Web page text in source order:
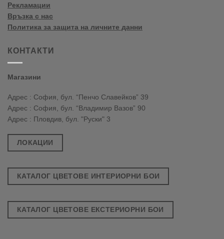
Рекламации
Връзка с нас
Политика за защита на личните данни
КОНТАКТИ
Магазини
Адрес : София, бул. “Пенчо Славейков” 39
Адрес : София, бул. “Владимир Вазов” 90
Адрес : Пловдив, бул. "Руски" 3
ЛОКАЦИИ
КАТАЛОГ ЦВЕТОВЕ ИНТЕРИОРНИ БОИ
КАТАЛОГ ЦВЕТОВЕ ЕКСТЕРИОРНИ БОИ